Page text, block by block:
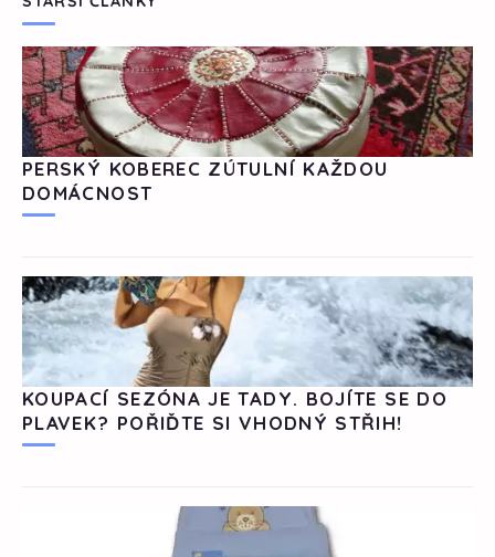
PERSKÝ KOBEREC ZÚTULNÍ KAŽDOU
DOMÁCNOST
KOUPACÍ SEZÓNA JE TADY. BOJÍTE SE DO
PLAVEK? POŘIĎTE SI VHODNÝ STŘIH!